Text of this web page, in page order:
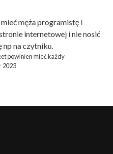
męża programistę i
internetowej i nie nosić
na czytniku.
powinien mieć każdy
2023